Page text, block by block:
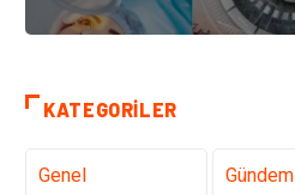
KATEGORILER
Genel Gündem